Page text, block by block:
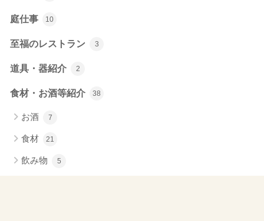
庭仕事 10
至福のレストラン 3
道具・器紹介 2
食材・お酒等紹介 38
お酒 7
食材 21
飲み物 5